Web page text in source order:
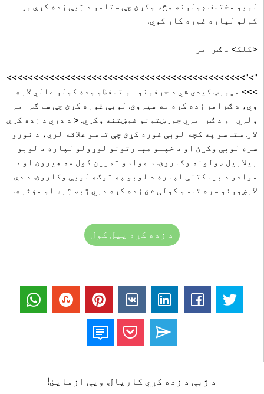
لوبو مختلف ډولونه هڅه وکړئ چې ستاسو د ژبې زده کړې وړ
کولو لپاره غوره کار کوي.
<کلک> د ګرامر
">">>>>>>>>>>>>>>>>>>>>>>>>>>>>>>>>>>>>>>>>>>>>>
>>> سپورټ کیدی شي د حرفونو او تلفظو وده کولو عالي لاره
وي، د ګرامر زده کړه مه هیروئ. لوبې غوره کړئ چې سم ګرامر
ولري او د ګرامري جوړښتونو غوښتنه وکړي. < د دري د زده کړې
لار. ستاسو په کچه لوبې غوره کړئ چې تاسو علاقه لري، د نورو
سره لوبې وکړئ او د خپلو مهارتونو لوړولو لپاره د لوبو
بیلابیل ډولونه وکاروئ. د موادو تمرین کول مه هیروئ او د
موادو د بیاکتنې لپاره د لوبو په توګه لوبې وکاروئ. د دې
لارښوونو سره تاسو کولی شئ زده کړه دري ژبه ژبه او مؤثره.
د زده کړه پیل کول
د ژبې د زده کړي کاریال. ویې ازمایئ!